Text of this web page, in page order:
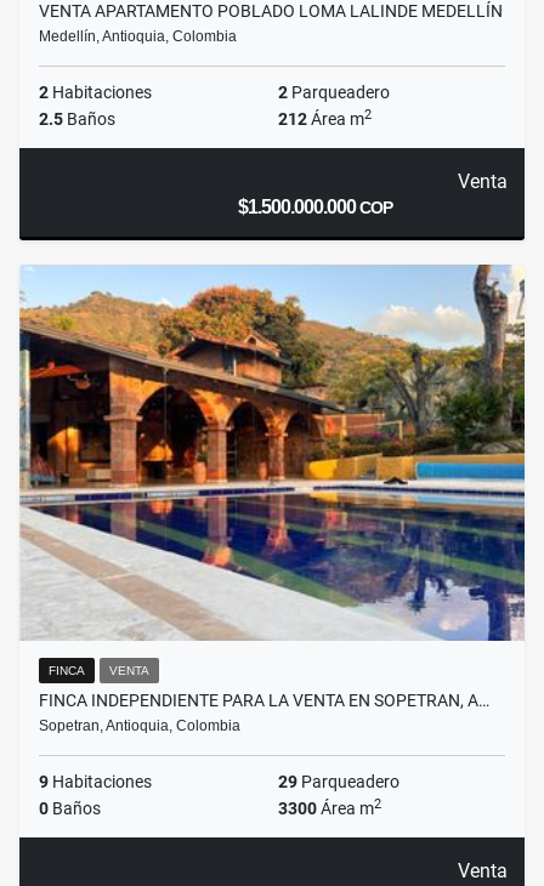
VENTA APARTAMENTO POBLADO LOMA LALINDE MEDELLÍN
Medellín, Antioquia, Colombia
2 Habitaciones 2 Parqueadero
2.5 Baños 212Área m2
Venta
$1.500.000.000COP
FINCA VENTA
FINCA INDEPENDIENTE PARA LA VENTA EN SOPETRAN, A…
Sopetran, Antioquia, Colombia
9 Habitaciones 29 Parqueadero
0 Baños 3300Área m2
Venta